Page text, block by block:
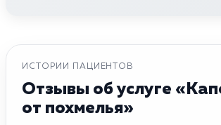
ИСТОРИИ ПАЦИЕНТОВ
Отзывы об услуге
от похмелья»